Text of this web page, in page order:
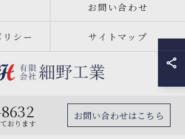
おります
お問い合わせはこちら
お問い合わせ
シー サイトマップ
エアコン工事なら有限会社細野工業 ALL RIGHTS
RESERVED.